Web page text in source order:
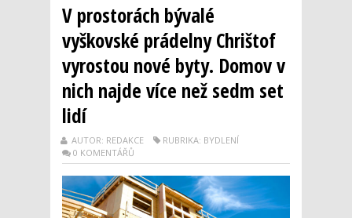
V prostorách bývalé
vyškovské prádelny Chrištof
vyrostou nové byty. Domov v
nich najde více než sedm set
lidí
AUTOR: REDAKCE
RUBRIKA: BYDLENÍ
0 KOMENTÁŘŮ